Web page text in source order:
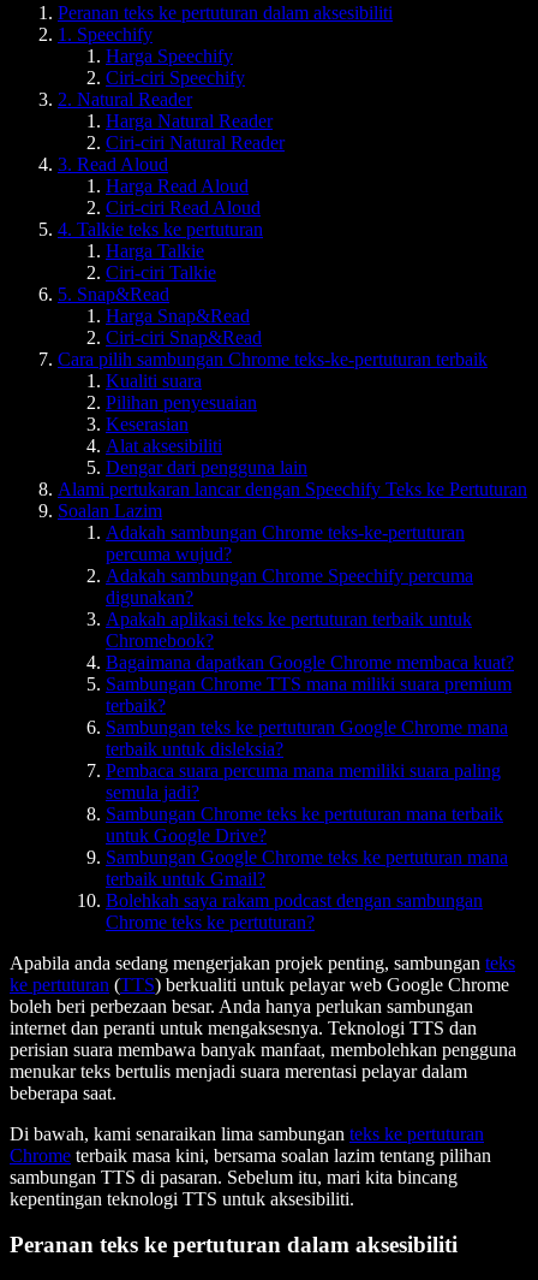
Peranan teks ke pertuturan dalam aksesibiliti
1. Speechify
Harga Speechify
Ciri-ciri Speechify
2. Natural Reader
Harga Natural Reader
Ciri-ciri Natural Reader
3. Read Aloud
Harga Read Aloud
Ciri-ciri Read Aloud
4. Talkie teks ke pertuturan
Harga Talkie
Ciri-ciri Talkie
5. Snap&Read
Harga Snap&Read
Ciri-ciri Snap&Read
Cara pilih sambungan Chrome teks-ke-pertuturan terbaik
Kualiti suara
Pilihan penyesuaian
Keserasian
Alat aksesibiliti
Dengar dari pengguna lain
Alami pertukaran lancar dengan Speechify Teks ke Pertuturan
Soalan Lazim
Adakah sambungan Chrome teks-ke-pertuturan
percuma wujud?
Adakah sambungan Chrome Speechify percuma
digunakan?
Apakah aplikasi teks ke pertuturan terbaik untuk
Chromebook?
Bagaimana dapatkan Google Chrome membaca kuat?
Sambungan Chrome TTS mana miliki suara premium
terbaik?
Sambungan teks ke pertuturan Google Chrome mana
terbaik untuk disleksia?
Pembaca suara percuma mana memiliki suara paling
semula jadi?
Sambungan Chrome teks ke pertuturan mana terbaik
untuk Google Drive?
Sambungan Google Chrome teks ke pertuturan mana
terbaik untuk Gmail?
Bolehkah saya rakam podcast dengan sambungan
Chrome teks ke pertuturan?
Apabila anda sedang mengerjakan projek penting, sambungan teks
ke pertuturan (TTS) berkualiti untuk pelayar web Google Chrome
boleh beri perbezaan besar. Anda hanya perlukan sambungan
internet dan peranti untuk mengaksesnya. Teknologi TTS dan
perisian suara membawa banyak manfaat, membolehkan pengguna
menukar teks bertulis menjadi suara merentasi pelayar dalam
beberapa saat.
Di bawah, kami senaraikan lima sambungan teks ke pertuturan
Chrome terbaik masa kini, bersama soalan lazim tentang pilihan
sambungan TTS di pasaran. Sebelum itu, mari kita bincang
kepentingan teknologi TTS untuk aksesibiliti.
Peranan teks ke pertuturan dalam aksesibiliti